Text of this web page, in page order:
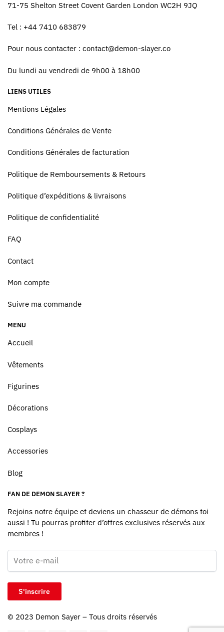
71-75 Shelton Street Covent Garden London WC2H 9JQ
Tel : +44 7410 683879
Pour nous contacter : contact@demon-slayer.co
Du lundi au vendredi de 9h00 à 18h00
LIENS UTILES
Mentions Légales
Conditions Générales de Vente
Conditions Générales de facturation
Politique de Remboursements & Retours
Politique d’expéditions & livraisons
Politique de confidentialité
FAQ
Contact
Mon compte
Suivre ma commande
MENU
Accueil
Vêtements
Figurines
Décorations
Cosplays
Accessories
Blog
FAN DE DEMON SLAYER ?
Rejoins notre équipe et deviens un chasseur de démons toi
aussi ! Tu pourras profiter d’offres exclusives réservés aux
membres !
© 2023 Demon Sayer – Tous droits réservés